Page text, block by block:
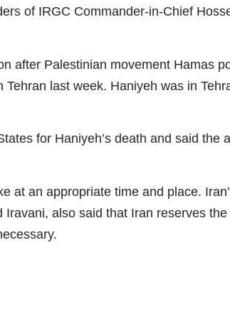
of IRGC Commander-in-Chief
after Palestinian movement Hamas
last week. Haniyeh was in
for Haniyeh’s death and said the
at an appropriate time and place.
also said that Iran reserves